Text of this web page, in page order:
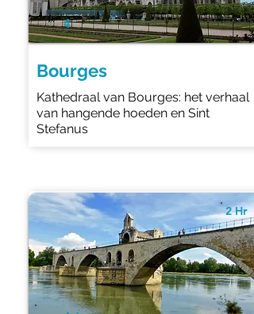
4
Bourges
Kathedraal van Bourges: het verhaal
van hangende hoeden en Sint
Stefanus
2 Hr